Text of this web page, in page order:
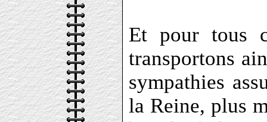
Et pour tous
transportons
sympathies
la Reine, plus